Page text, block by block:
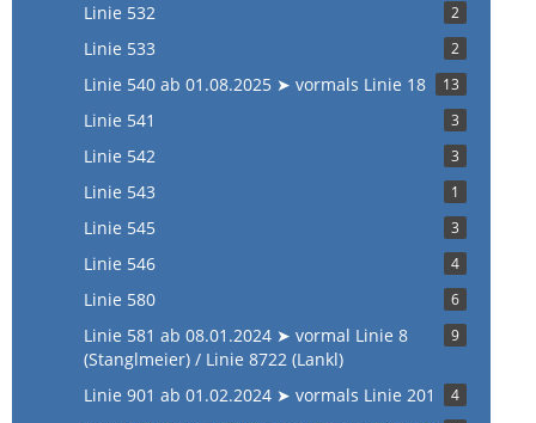
Linie 532 2
Linie 533 2
Linie 540 ab 01.08.2025 ➤ vormals Linie 18 13
Linie 541 3
Linie 542 3
Linie 543 1
Linie 545 3
Linie 546 4
Linie 580 6
Linie 581 ab 08.01.2024 ➤ vormal Linie 8
(Stanglmeier) / Linie 8722 (Lankl)
9
Linie 901 ab 01.02.2024 ➤ vormals Linie 201 4